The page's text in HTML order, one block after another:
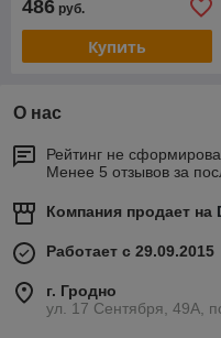
486 руб.
Купить
О нас
Рейтинг не
Менее 5 отзывов за
Компания продает на
Работает с 29.09.2015
г. Гродно
ул. 17 Сентября, 49А,